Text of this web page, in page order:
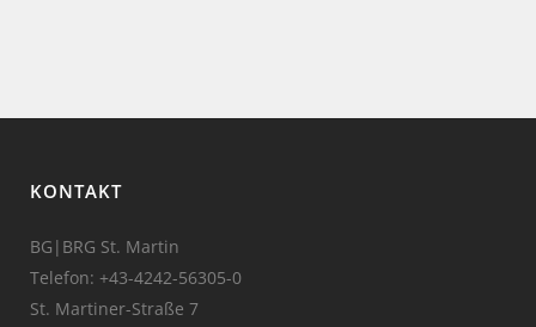
KONTAKT
BG|BRG St. Martin
Telefon: +43-4242-56305-0
St. Martiner-Straße 7